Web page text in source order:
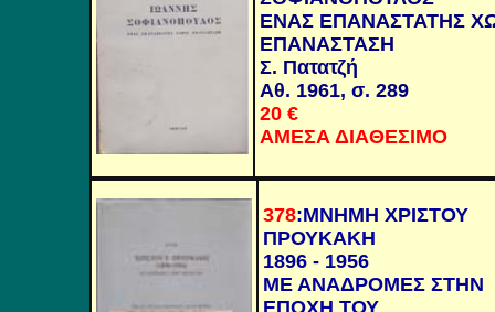
ΕΝΑΣ ΕΠΑΝΑΣΤΑΤΗΣ
ΕΠΑΝΑΣΤΑΣΗ
Σ. Πατατζή
Αθ. 1961, σ. 289
20€
ΑΜΕΣΑ ΔΙΑΘΕΣΙΜΟ
378:ΜΝΗΜΗ ΧΡΙΣΤΟΥ
ΠΡΟΥΚΑΚΗ
1896 - 1956
ΜΕ ΑΝΑΔΡΟΜΕΣ ΣΤΗΝ
ΕΠΟΧΗ ΤΟΥ